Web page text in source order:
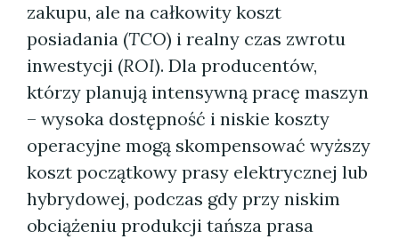
zakupu, ale na całkowity koszt
posiadania (TCO) i realny czas zwrotu
inwestycji (ROI). Dla producentów,
którzy planują intensywną pracę maszyn
– wysoka dostępność i niskie koszty
operacyjne mogą skompensować wyższy
koszt początkowy prasy elektrycznej lub
hybrydowej, podczas gdy przy niskim
obciążeniu produkcji tańsza prasa